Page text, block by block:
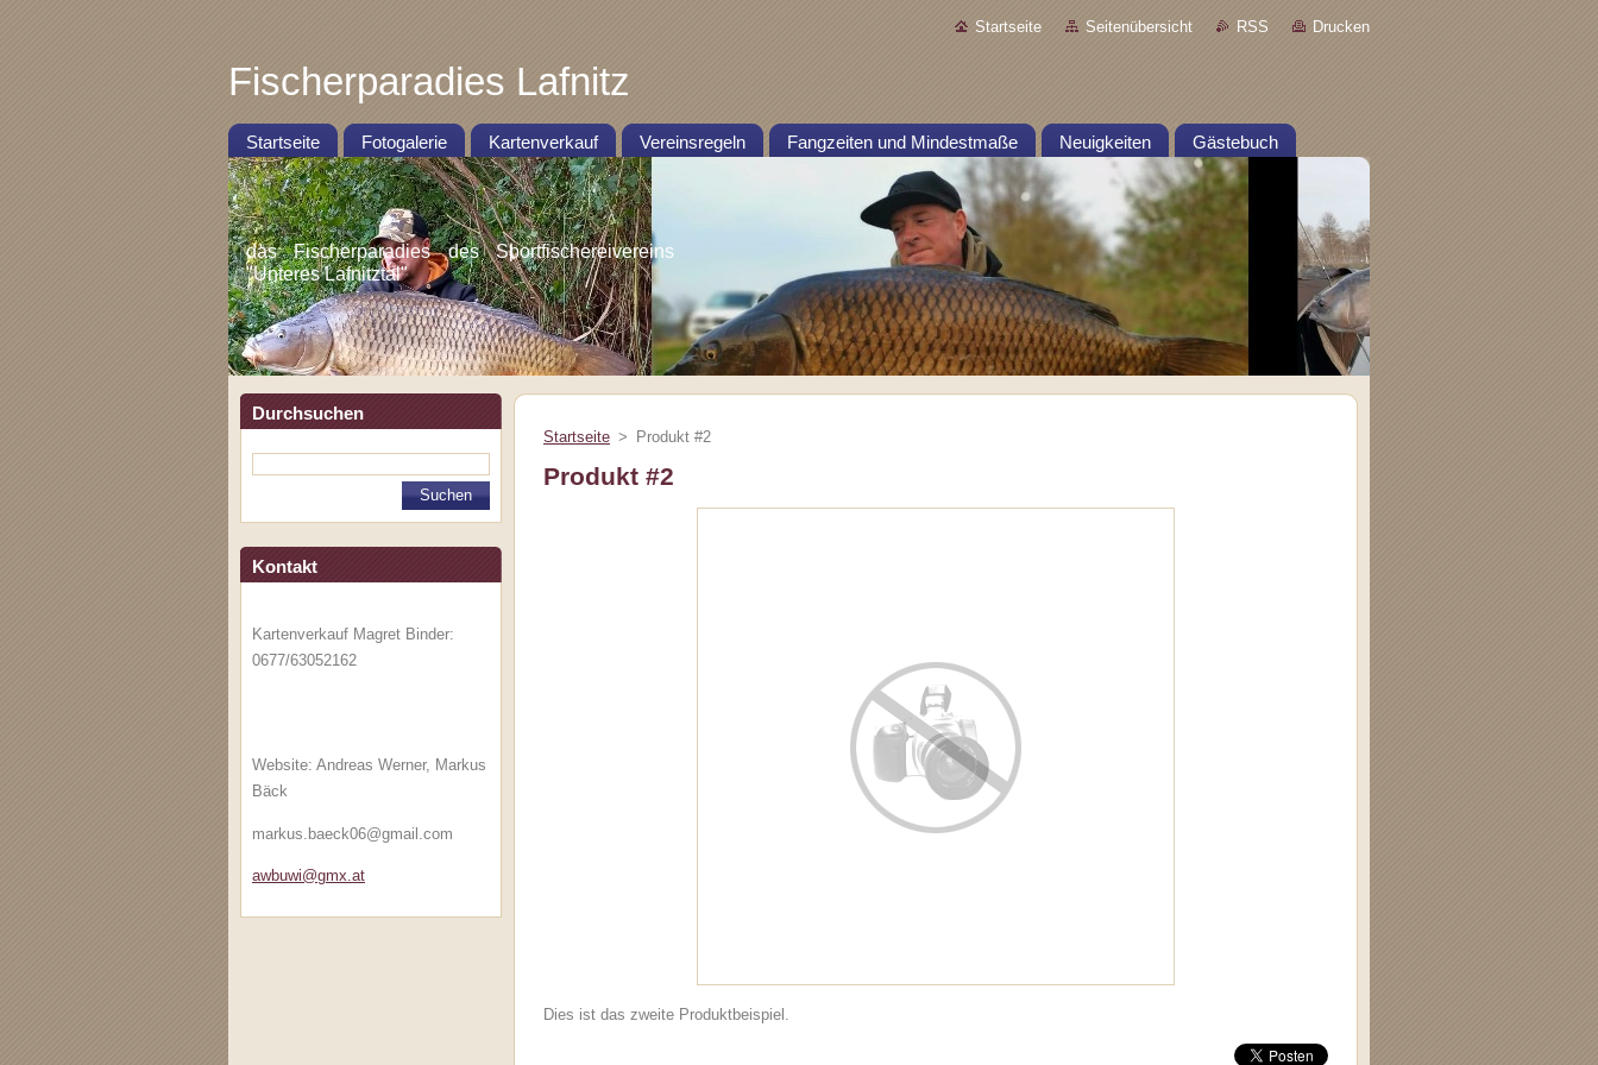
Startseite Seitenübersicht RSS Drucken
Fischerparadies Lafnitz
Startseite Fotogalerie Kartenverkauf Vereinsregeln Fangzeiten und Mindestmaße Neuigkeiten Gästebuch
das Fischerparadies des Sportfischereivereins
"Unteres Lafnitztal"
Durchsuchen
Kontakt
Kartenverkauf Magret Binder:
0677/63052162
Website: Andreas Werner, Markus
Bäck
markus.baeck06@gmail.com
awbuwi@gmx.at
Startseite > Produkt #2
Produkt #2
Dies ist das zweite Produktbeispiel.